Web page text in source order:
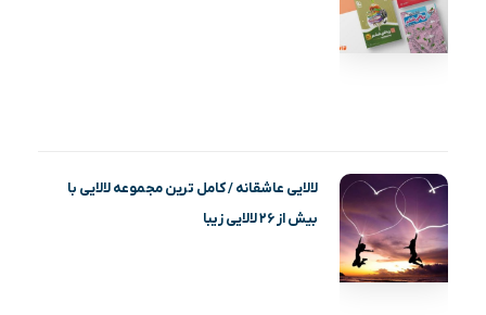
لالایی عاشقانه / کامل ترین مجموعه لالایی با
بیش از ۲۶ لالایی زیبا